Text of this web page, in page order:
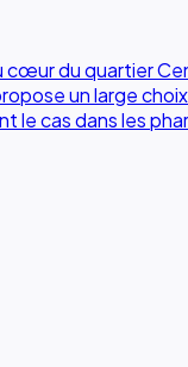
cœur du quartier
un large
cas dans les